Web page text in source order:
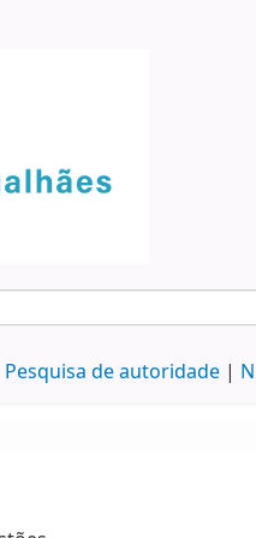
Pesquisa de autoridade